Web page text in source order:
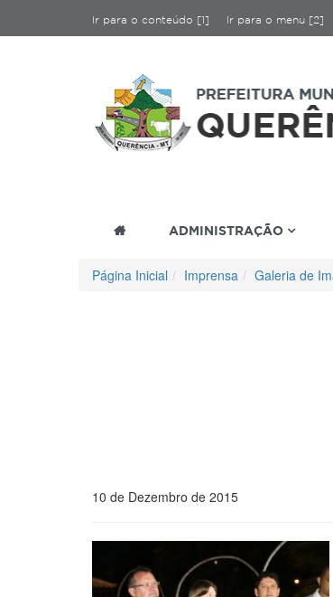
Ir para o conteúdo [1] Ir para o menu [2]
ADMINISTRAÇÃO
Página Inicial Imprensa Galeria de
10 de Dezembro de 2015